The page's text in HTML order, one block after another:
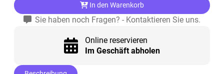
In den Warenkorb
Sie haben noch Fragen? - Kontaktieren Sie uns.
Online reservieren
Im Geschäft abholen